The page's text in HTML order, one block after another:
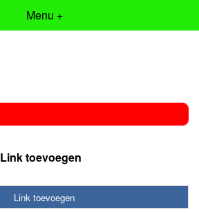
Menu +
Link toevoegen
Link toevoegen